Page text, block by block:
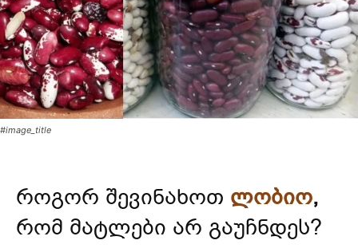
#image_title
როგორ შევინახოთ ლობიო,
რომ მატლები არ გაუჩნდეს?